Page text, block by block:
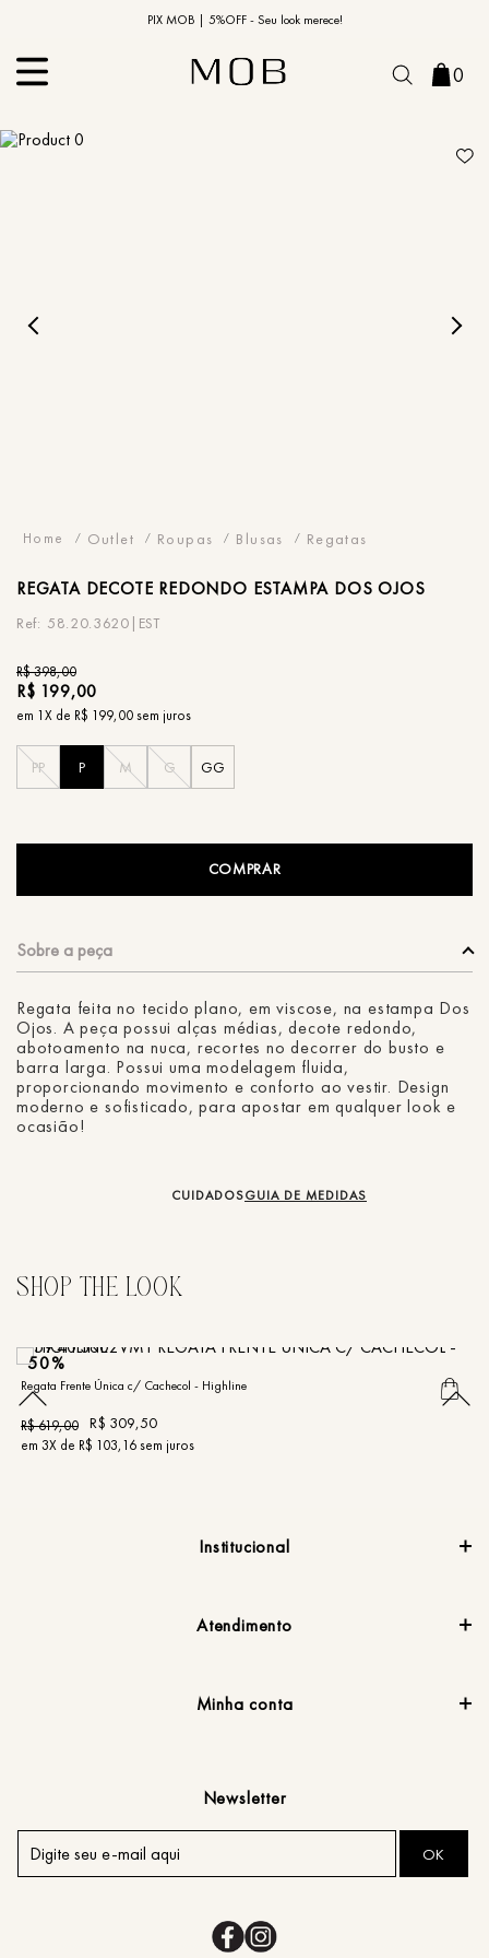
PIX MOB | 5%OFF - Seu look merece!
10% OFF na primeira compra | Cupom: BEMVINDO10*
0
Outlet Roupas Blusas Regatas
REGATA DECOTE REDONDO ESTAMPA DOS OJOS
58.20.3620|EST
R$398,00
R$ 199,00
em 1X de R$ 199,00sem juros
PP P M G GG
COMPRAR
Regata feita no tecido plano, em viscose, na estampa Dos
Ojos. A peça possui alças médias, decote redondo,
abotoamento na nuca, recortes no decorrer do busto e
barra larga. Possui uma modelagem fluida,
proporcionando movimento e conforto ao vestir. Design
moderno e sofisticado, para apostar em qualquer look e
ocasião!
CUIDADOSGUIA DE MEDIDAS
50%
Regata Frente Única c/ Cachecol - Highline
R$619,00 R$ 309,50
em 3X de R$ 103,16sem juros
Institucional
Atendimento
Minha conta
Newsletter
OK